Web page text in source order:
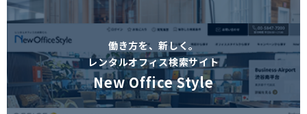
働き方を、新しく。
レンタルオフィス検索サイト
New Office Style